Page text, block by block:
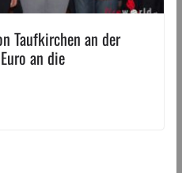
Taufkirchen an der
an die